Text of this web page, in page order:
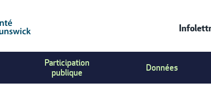
Participation
publique
Données